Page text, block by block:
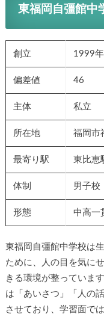
東福岡自彊館中
創立 1999年
偏差値 46
主体 私立
所在地 福岡市
最寄り駅 東比恵
体制 男子校
形態 中高一
東福岡自彊館中学校は
むために、人の目を気
ができる環境が整って
おいては「あいさつ」
本を徹底させており、